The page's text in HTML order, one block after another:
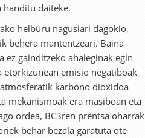
handitu daiteke.
helburu nagusiari dagokio,
behera mantentzeari. Baina
ez gainditzeko ahaleginak egin
emisio negatiboak
atmosferatik karbono dioxidoa
mekanismoak era masiboan eta
ordea, BC3ren prentsa oharrak
behar bezala garatuta ote